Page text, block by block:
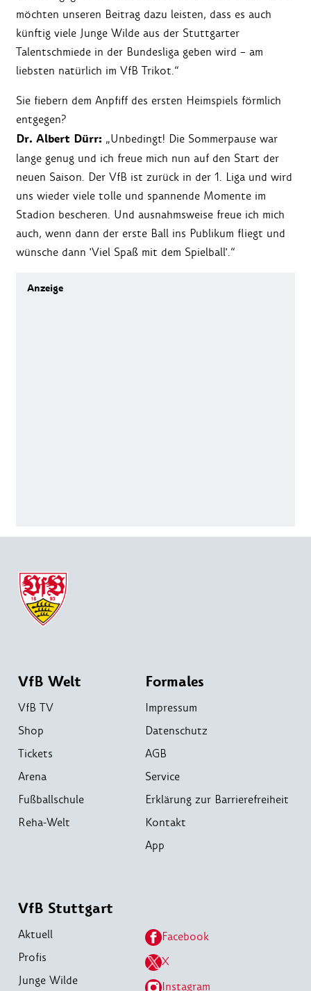
möchten unseren Beitrag dazu leisten, dass es auch
künftig viele Junge Wilde aus der Stuttgarter
Talentschmiede in der Bundesliga geben wird – am
liebsten natürlich im VfB Trikot.“
Sie fiebern dem Anpfiff des ersten Heimspiels förmlich
entgegen?
Dr. Albert Dürr: „Unbedingt! Die Sommerpause war
lange genug und ich freue mich nun auf den Start der
neuen Saison. Der VfB ist zurück in der 1. Liga und wird
uns wieder viele tolle und spannende Momente im
Stadion bescheren. Und ausnahmsweise freue ich mich
auch, wenn dann der erste Ball ins Publikum fliegt und
wünsche dann 'Viel Spaß mit dem Spielball'.“
VfB Welt
VfB TV
Shop
Tickets
Arena
Fußballschule
Reha-Welt
Formales
Impressum
Datenschutz
AGB
Service
Erklärung zur Barrierefreiheit
Kontakt
App
VfB Stuttgart
Aktuell
Profis
Junge Wilde
Facebook
X
Instagram